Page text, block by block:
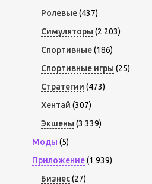
Ролевые(437)
Симуляторы (2 203)
Спортивные(186)
Спортивные игры (25)
Стратегии (473)
Хентай (307)
Экшены (3 339)
Моды (5)
Приложение(1 939)
Бизнес(27)